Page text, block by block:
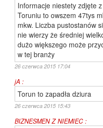
Informacje niestety zdjęte
Toruniu to owszem 47tys
mkw. Liczba pustostanów
nie wierzy że średniej
dużo większego może
w tej branży
26 czerwca 2015 17:04
jA :
Torun to zapadła dziura
26 czerwca 2015 15:43
BIZNESMEN Z NIEMIEC :